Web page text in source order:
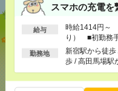
スマホの充電
給与
時給1414円～
り） ■初勤務
る
勤務地
新宿駅から徒
歩 / 高田馬場駅
【オープニング募集
いも仕事の1つ[派遣]
[給 与]無資格未経験：時給
OK ■扶養内OK ■日収1万